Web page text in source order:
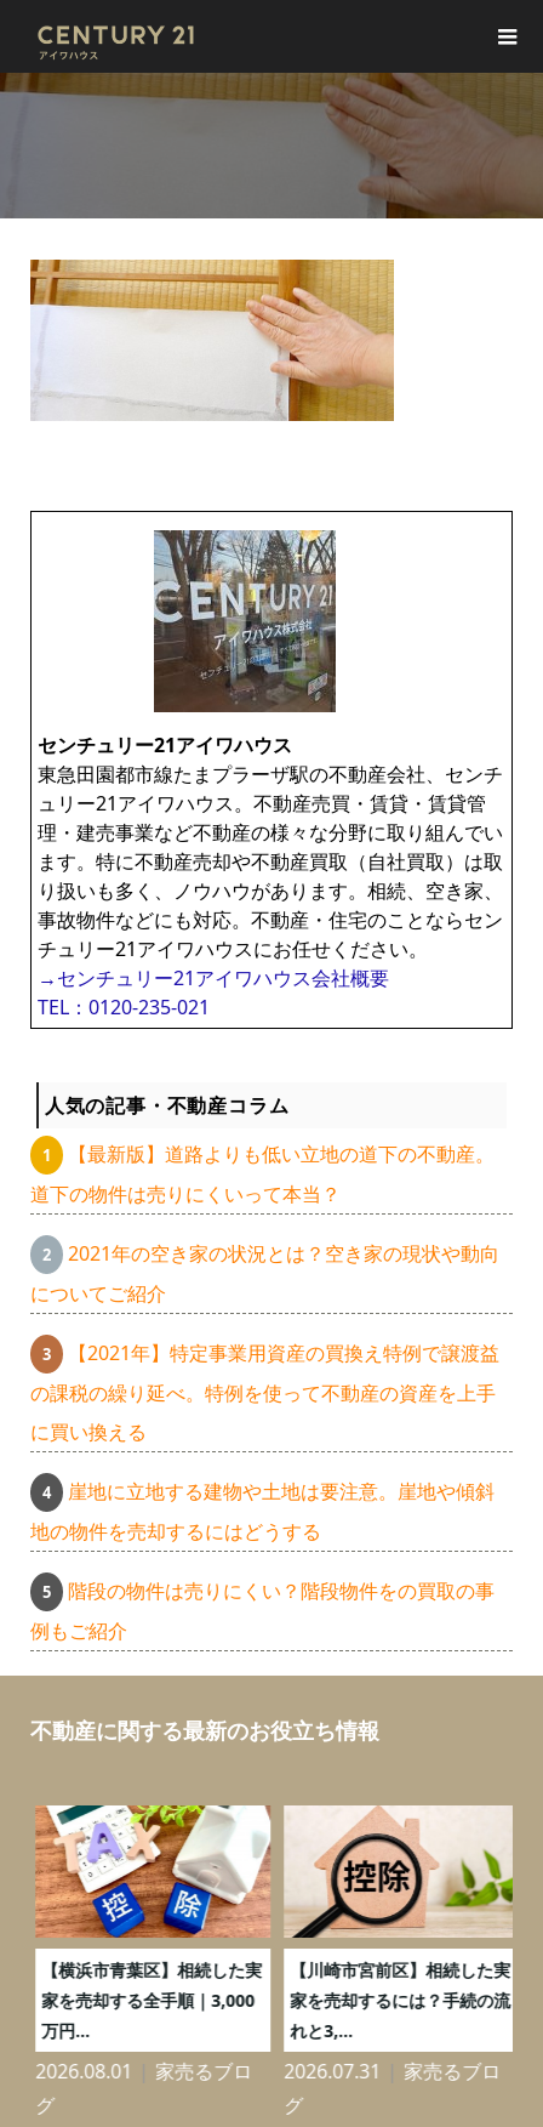
センチュリー21アイワハウス
東急田園都市線たまプラーザ駅の不動産会社、センチ
ュリー21アイワハウス。不動産売買・賃貸・賃貸管
理・建売事業など不動産の様々な分野に取り組んでい
ます。特に不動産売却や不動産買取（自社買取）は取
り扱いも多く、ノウハウがあります。相続、空き家、
事故物件などにも対応。不動産・住宅のことならセン
チュリー21アイワハウスにお任せください。
→センチュリー21アイワハウス会社概要
TEL：0120-235-021
人気の記事・不動産コラム
【最新版】道路よりも低い立地の道下の不動産。
道下の物件は売りにくいって本当？
2021年の空き家の状況とは？空き家の現状や動向
についてご紹介
【2021年】特定事業用資産の買換え特例で譲渡益
の課税の繰り延べ。特例を使って不動産の資産を上手
に買い換える
崖地に立地する建物や土地は要注意。崖地や傾斜
地の物件を売却するにはどうする
階段の物件は売りにくい？階段物件をの買取の事
例もご紹介
不動産に関する最新のお役立ち情報
【横浜市青葉区】相続した実
家を売却する全手順｜3,000
万円...
2026.08.01
家売るブロ
グ
【川崎市宮前区】相続した実
家を売却するには？手続の流
れと3,...
2026.07.31
家売るブロ
グ